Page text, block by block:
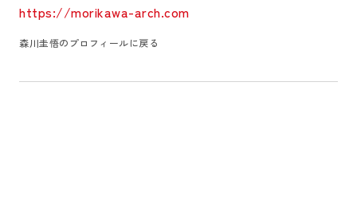
https://morikawa-arch.com
森川圭悟のプロフィールに戻る